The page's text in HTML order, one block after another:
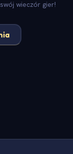
wieczór gier!